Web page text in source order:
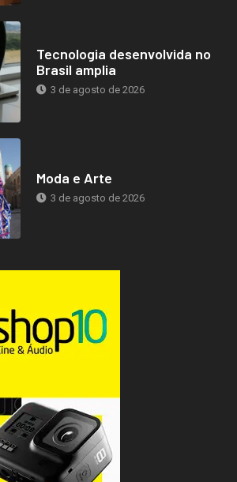
Tecnologia desenvolvida no
Brasil amplia
3 de agosto de 2026
Moda e Arte
3 de agosto de 2026